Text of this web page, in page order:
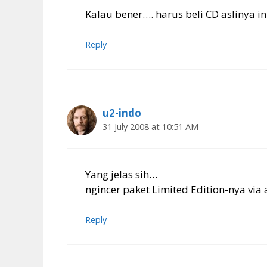
Kalau bener…. harus beli CD aslinya
Reply
u2-indo
31 July 2008 at 10:51 AM
Yang jelas sih…
ngincer paket Limited Edition-nya via
Reply